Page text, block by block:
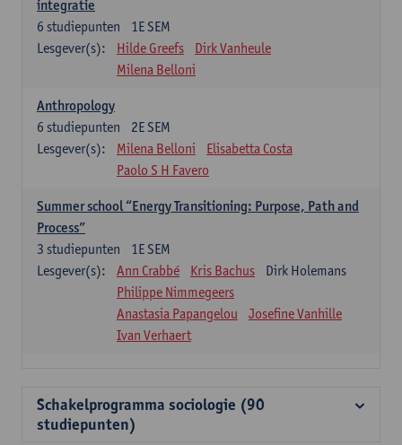
integratie
1E SEM
6 studiepunten
Lesgever(s):
Hilde Greefs
Dirk Vanheule
Milena Belloni
Anthropology
2E SEM
6 studiepunten
Lesgever(s):
Milena Belloni
Elisabetta Costa
Paolo S H Favero
Summer school “Energy Transitioning: Purpose, Path and
Process”
1E SEM
3 studiepunten
Lesgever(s):
Ann Crabbé Kris Bachus
Dirk Holemans
Philippe Nimmegeers
Anastasia Papangelou
Josefine Vanhille
Ivan Verhaert
Schakelprogramma sociologie (90
studiepunten)